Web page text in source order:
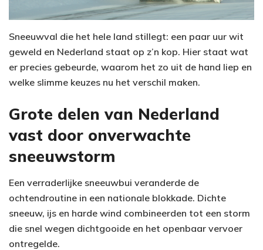
Sneeuwval die het hele land stillegt: een paar uur wit
geweld en Nederland staat op z’n kop. Hier staat wat
er precies gebeurde, waarom het zo uit de hand liep en
welke slimme keuzes nu het verschil maken.
Grote delen van Nederland
vast door onverwachte
sneeuwstorm
Een verraderlijke sneeuwbui veranderde de
ochtendroutine in een nationale blokkade. Dichte
sneeuw, ijs en harde wind combineerden tot een storm
die snel wegen dichtgooide en het openbaar vervoer
ontregelde.